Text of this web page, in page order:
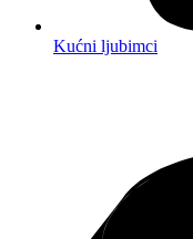
Kućni ljubimci